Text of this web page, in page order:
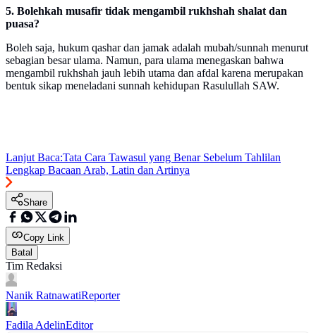
5. Bolehkah musafir tidak mengambil rukhshah shalat dan
puasa?
Boleh saja, hukum qashar dan jamak adalah mubah/sunnah menurut
sebagian besar ulama. Namun, para ulama menegaskan bahwa
mengambil rukhshah jauh lebih utama dan afdal karena merupakan
bentuk sikap meneladani sunnah kehidupan Rasulullah SAW.
Lanjut Baca:Tata Cara Tawasul yang Benar Sebelum Tahlilan
Lengkap Bacaan Arab, Latin dan Artinya
Share
Copy Link
Batal
Tim Redaksi
Nanik RatnawatiReporter
Fadila AdelinEditor